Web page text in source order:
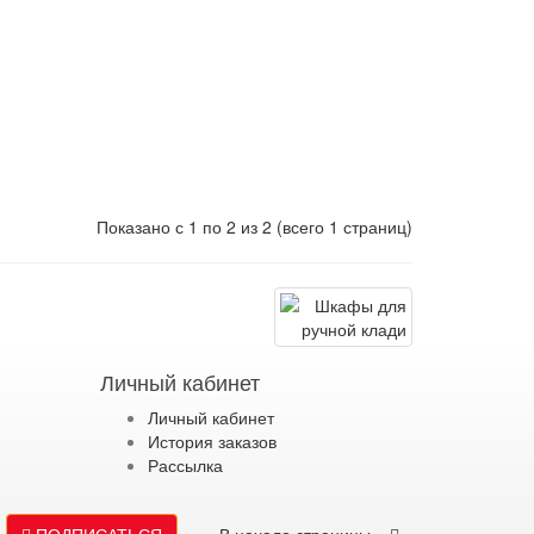
Показано с 1 по 2 из 2 (всего 1 страниц)
Личный кабинет
Личный кабинет
История заказов
Рассылка